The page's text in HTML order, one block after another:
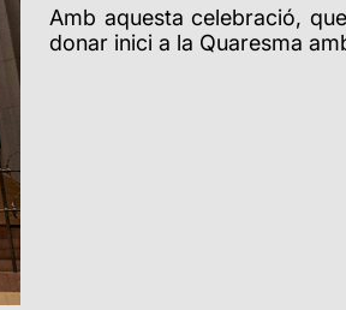
Amb aquesta celebració,
donar inici a la Quaresma